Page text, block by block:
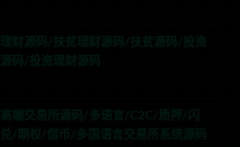
理财源码/扶贫理财源码/扶贫源码/投资
源码/投资理财源码
高端交易所源码/多语言/C2C/质押/闪
兑/期权/借币/多国语言交易所系统源码